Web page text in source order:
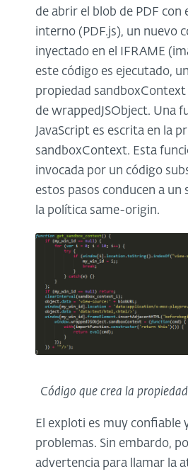
de abrir el blob de PDF con
interno (PDF.js), un nuevo
inyectado en el IFRAME
este código es ejecutado,
propiedad
de wrappedJSObject. Una
JavaScript es escrita en la
sandboxContext. Esta
invocada por un código
estos pasos conducen a un
la política same-origin.
Código que crea la
El exploti es muy confiable
problemas. Sin embardo,
advertencia para llamar la